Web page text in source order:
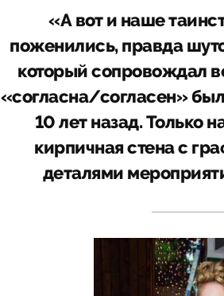
«А вот и наше
поженились, правда
который сопровождал
«согласна/согласен»
10 лет назад. Только
кирпичная стена с
деталями